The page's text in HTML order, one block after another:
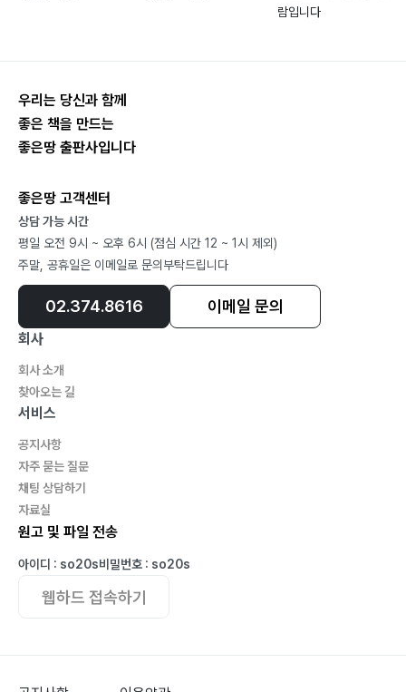
람입니다
우리는 당신과 함께
좋은 책을 만드는
좋은땅 출판사입니다
좋은땅 고객센터
상담 가능 시간
평일 오전 9시 ~ 오후 6시 (점심 시간 12 ~ 1시 제외)
주말, 공휴일은 이메일로 문의부탁드립니다
02.374.8616 이메일 문의
회사
회사 소개
찾아오는 길
서비스
공지사항
자주 묻는 질문
채팅 상담하기
자료실
원고 및 파일 전송
아이디 : so20s비밀번호 : so20s
웹하드 접속하기